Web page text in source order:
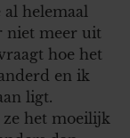
helemaal
niet meer uit
hoe het
en ik
ligt.
het moeilijk